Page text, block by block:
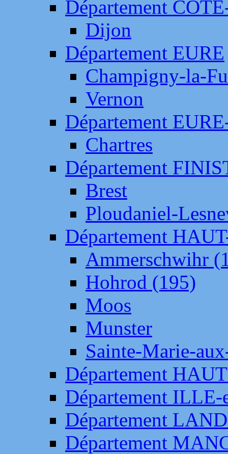
Département
Dijon
Département EURE
Champigny-la-
Vernon
Département
Chartres
Département
Brest
Ploudaniel-
Département
Ammerschwihr
Hohrod (195)
Moos
Munster
Sainte-Marie-
Département
Département
Département
Département